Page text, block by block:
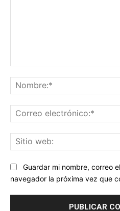
Guardar mi nombre, correo
navegador la próxima vez que